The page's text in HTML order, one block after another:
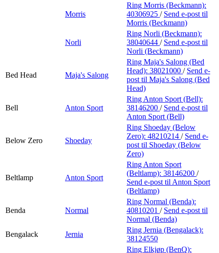
Morris
Ring Morris (Beckmann):
40306925 / Send e-post til
Morris (Beckmann)
Norli
Ring Norli (Beckmann):
38040644 / Send e-post til
Norli (Beckmann)
Bed Head Maja's Salong
Ring Maja's Salong (Bed
Head): 38021000 / Send e-
post til Maja's Salong (Bed
Head)
Bell Anton Sport
Ring Anton Sport (Bell):
38146200 / Send e-post til
Anton Sport (Bell)
Below Zero Shoeday
Ring Shoeday (Below
Zero): 48210214 / Send e-
post til Shoeday (Below
Zero)
Beltlamp Anton Sport
Ring Anton Sport
(Beltlamp): 38146200 /
Send e-post til Anton Sport
(Beltlamp)
Benda Normal
Ring Normal (Benda):
40810201 / Send e-post til
Normal (Benda)
Bengalack
Jernia
Ring Jernia (Bengalack):
38124550
Ring Elkjøp (BenQ):